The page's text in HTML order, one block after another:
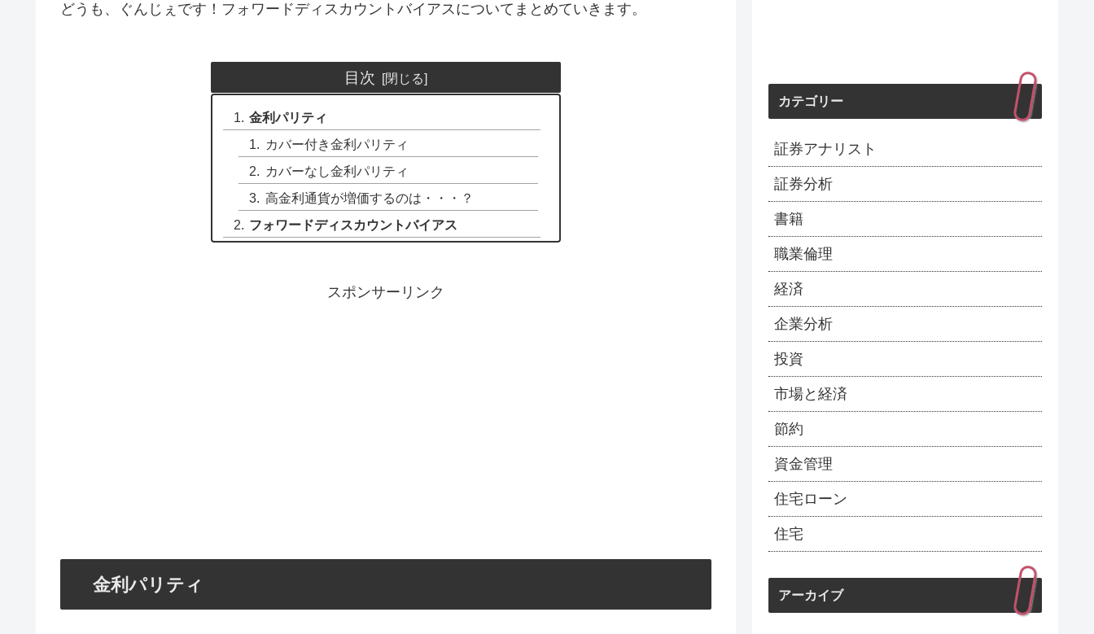
どうも、ぐんじぇです！フォワードディスカウントバイアスについてまとめていきます。
目次
金利パリティ
カバー付き金利パリティ
カバーなし金利パリティ
高金利通貨が増価するのは・・・？
フォワードディスカウントバイアス
スポンサーリンク
金利パリティ
カテゴリー
証券アナリスト
証券分析
書籍
職業倫理
経済
企業分析
投資
市場と経済
節約
資金管理
住宅ローン
住宅
アーカイブ